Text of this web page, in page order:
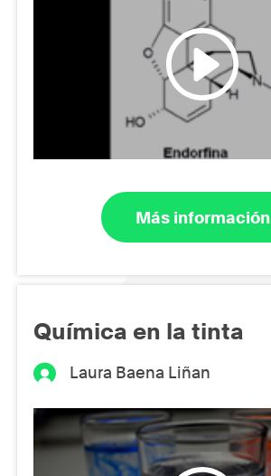
Más información
Química en la tinta
Laura Baena Liñan